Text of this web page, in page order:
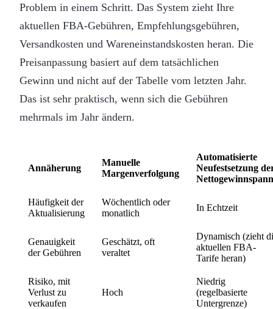
Problem in einem Schritt. Das System zieht Ihre
aktuellen FBA-Gebühren, Empfehlungsgebühren,
Versandkosten und Wareneinstandskosten heran. Die
Preisanpassung basiert auf dem tatsächlichen
Gewinn und nicht auf der Tabelle vom letzten Jahr.
Das ist sehr praktisch, wenn sich die Gebühren
mehrmals im Jahr ändern.
Annäherung
Manuelle
Margenverfolgung
Automatisierte
Neufestsetzung
Häufigkeit der
Aktualisierung
Wöchentlich oder
monatlich
In Echtzeit
Genauigkeit
der Gebühren
Geschätzt, oft
veraltet
Dynamisch (zieht
aktuellen FBA-
Tarife heran)
Risiko, mit
Verlust zu
verkaufen
Hoch
Niedrig
(regelbasierte
Untergrenze)